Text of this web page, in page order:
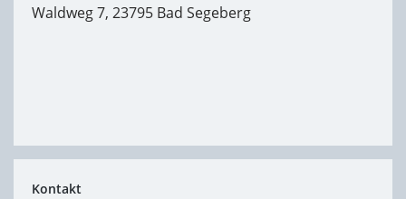
Waldweg 7, 23795 Bad Segeberg
Kontakt